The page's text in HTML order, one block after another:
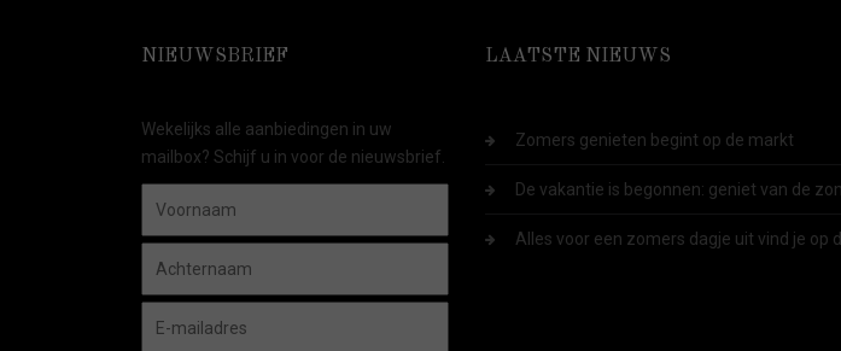
NIEUWSBRIEF
Wekelijks alle aanbiedingen in uw
mailbox? Schijf u in voor de nieuwsbrief.
LAATSTE NIEUWS
Zomers genieten begint op de markt
De vakantie is begonnen: geniet van de
Alles voor een zomers dagje uit vind je op